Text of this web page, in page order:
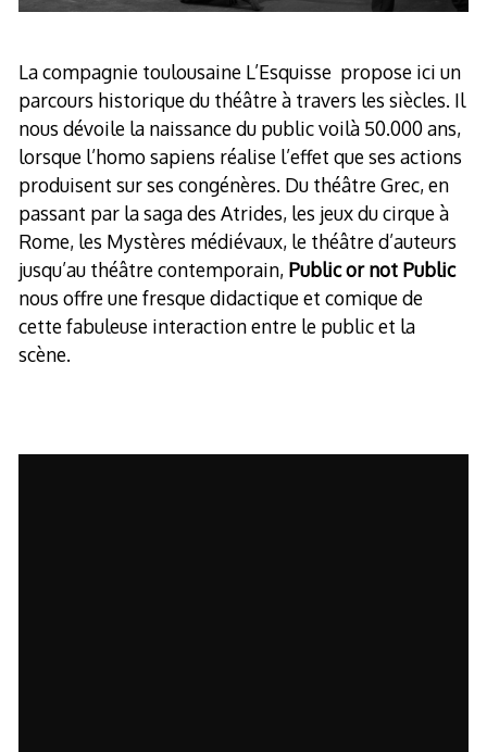
La compagnie toulousaine L’Esquisse propose ici un
parcours historique du théâtre à travers les siècles. Il
nous dévoile la naissance du public voilà 50.000 ans,
lorsque l’homo sapiens réalise l’effet que ses actions
produisent sur ses congénères. Du théâtre Grec, en
passant par la saga des Atrides, les jeux du cirque à
Rome, les Mystères médiévaux, le théâtre d’auteurs
jusqu’au théâtre contemporain, Public or not Public
nous offre une fresque didactique et comique de
cette fabuleuse interaction entre le public et la
scène.